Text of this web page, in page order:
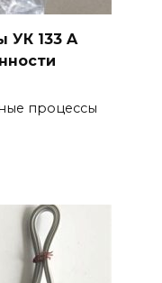
УК 133 A
процессы